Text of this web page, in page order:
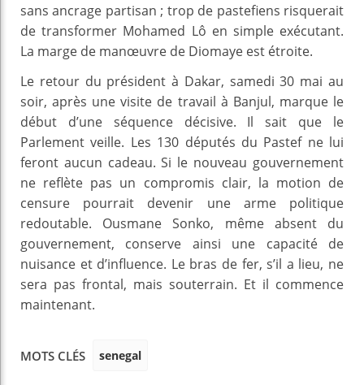
sans ancrage partisan ; trop de pastefiens risquerait
de transformer Mohamed Lô en simple exécutant.
La marge de manœuvre de Diomaye est étroite.
Le retour du président à Dakar, samedi 30 mai au
soir, après une visite de travail à Banjul, marque le
début d’une séquence décisive. Il sait que le
Parlement veille. Les 130 députés du Pastef ne lui
feront aucun cadeau. Si le nouveau gouvernement
ne reflète pas un compromis clair, la motion de
censure pourrait devenir une arme politique
redoutable. Ousmane Sonko, même absent du
gouvernement, conserve ainsi une capacité de
nuisance et d’influence. Le bras de fer, s’il a lieu, ne
sera pas frontal, mais souterrain. Et il commence
maintenant.
MOTS CLÉS senegal